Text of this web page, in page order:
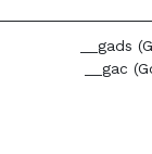
__gads
__gac